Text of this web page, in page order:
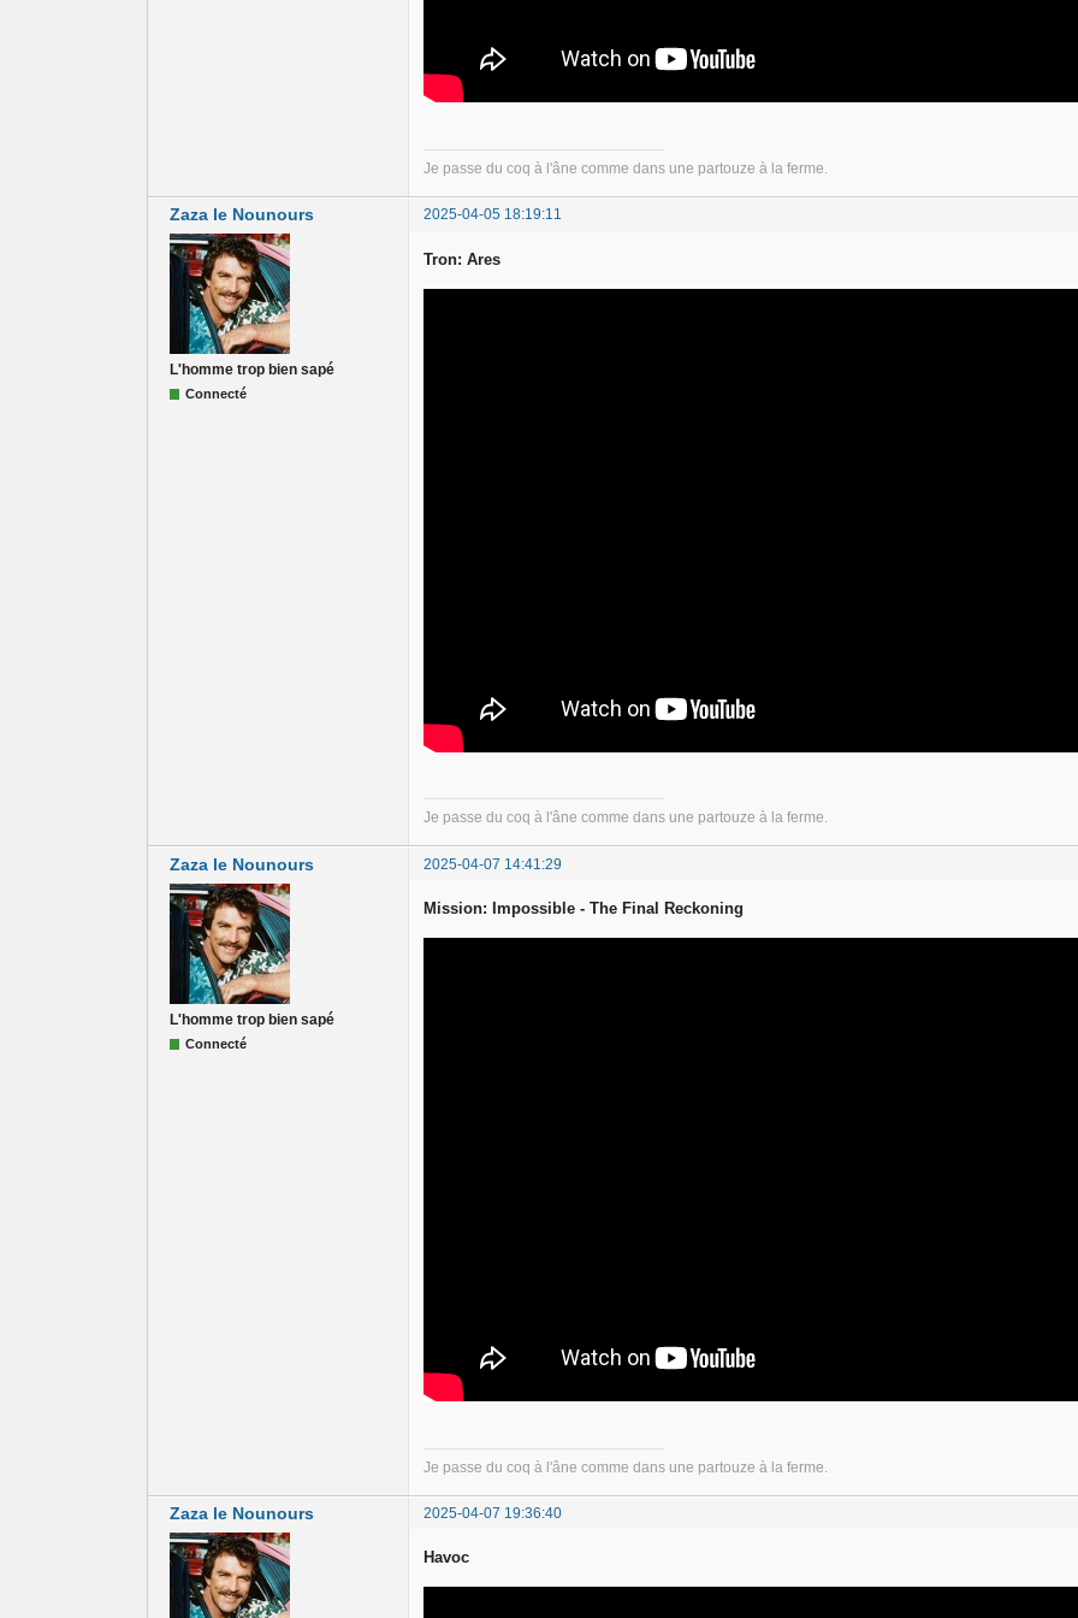
Je passe du coq à l'âne comme dans une partouze à la ferme.
Zaza le Nounours 2025-04-05 18:19:11
L'homme trop bien sapé
Connecté
Tron: Ares
Je passe du coq à l'âne comme dans une partouze à la ferme.
Zaza le Nounours 2025-04-07 14:41:29
L'homme trop bien sapé
Connecté
Mission: Impossible - The Final Reckoning
Je passe du coq à l'âne comme dans une partouze à la ferme.
Zaza le Nounours 2025-04-07 19:36:40
Havoc